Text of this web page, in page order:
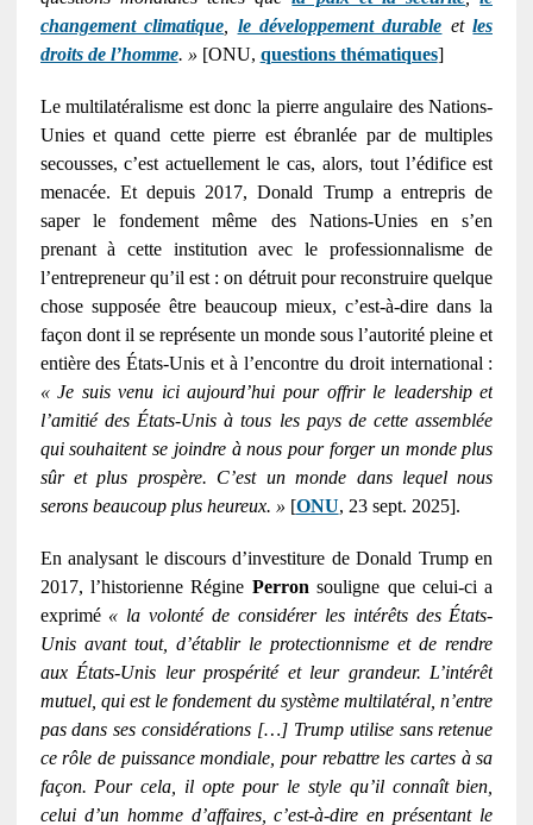
changement climatique
le développement durable etles
droits de l’homme. » [ONU, questions thématiques]
Le multilatéralisme est donc la pierre angulaire des Nations-
Unies et quand cette pierre est ébranlée par de multiples
secousses, c’est actuellement le cas, alors, tout l’édifice est
menacée. Et depuis 2017, Donald Trump a entrepris de
saper le fondement même des Nations-Unies en s’en
prenant à cette institution avec le professionnalisme de
l’entrepreneur qu’il est : on détruit pour reconstruire quelque
chose supposée être beaucoup mieux, c’est-à-dire dans la
façon dont il se représente un monde sous l’autorité pleine et
entière des États-Unis et à l’encontre du droit international :
« Je suis venu ici aujourd’hui pour offrir le leadership et
l’amitié des États-Unis à tous les pays de cette assemblée
qui souhaitent se joindre à nous pour forger un monde plus
sûr et plus prospère. C’est un monde dans lequel nous
serons beaucoup plus heureux. » [ONU, 23 sept. 2025].
En analysant le discours d’investiture de Donald Trump en
2017, l’historienne Régine Perron souligne que celui-ci a
exprimé « la volonté de considérer les intérêts des États-
Unis avant tout, d’établir le protectionnisme et de rendre
aux États-Unis leur prospérité et leur grandeur. L’intérêt
mutuel, qui est le fondement du système multilatéral, n’entre
pas dans ses considérations […] Trump utilise sans retenue
ce rôle de puissance mondiale, pour rebattre les cartes à sa
façon. Pour cela, il opte pour le style qu’il connaît bien,
celui d’un homme d’affaires, c’est-à-dire en présentant le